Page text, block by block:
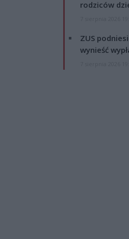
rodziców
ZUS
wynieść